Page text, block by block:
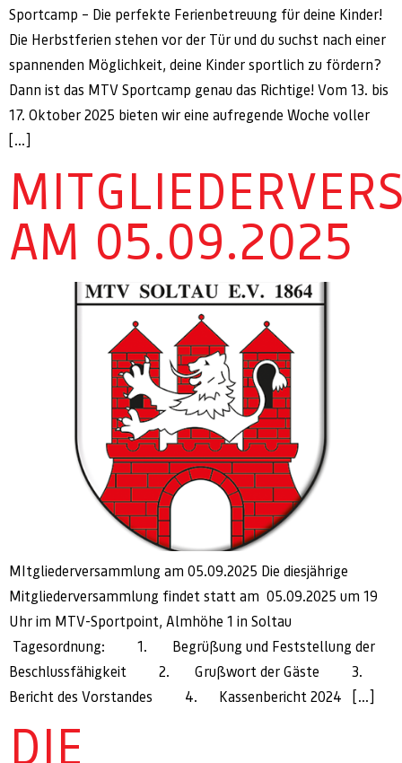
Sportcamp – Die perfekte Ferienbetreuung für deine Kinder!
Die Herbstferien stehen vor der Tür und du suchst nach einer
spannenden Möglichkeit, deine Kinder sportlich zu fördern?
Dann ist das MTV Sportcamp genau das Richtige! Vom 13. bis
17. Oktober 2025 bieten wir eine aufregende Woche voller
[…]
AM 05.09.2025
MItgliederversammlung am 05.09.2025 Die diesjährige
Mitgliederversammlung findet statt am 05.09.2025 um 19
Uhr im MTV-Sportpoint, Almhöhe 1 in Soltau
Tagesordnung: 1. Begrüßung und Feststellung der
Beschlussfähigkeit 2. Grußwort der Gäste 3.
Bericht des Vorstandes 4. Kassenbericht 2024 […]
DIE